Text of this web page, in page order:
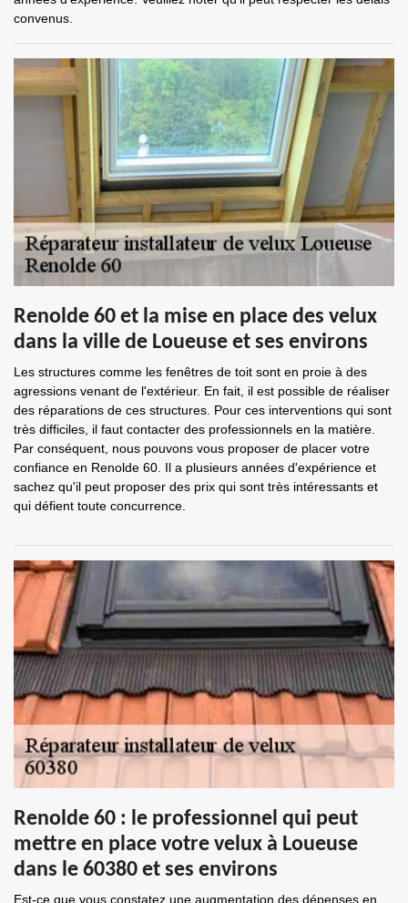
convenus.
Renolde 60 et la mise en place des velux
dans la ville de Loueuse et ses environs
Les structures comme les fenêtres de toit sont en proie à des
agressions venant de l'extérieur. En fait, il est possible de réaliser
des réparations de ces structures. Pour ces interventions qui sont
très difficiles, il faut contacter des professionnels en la matière.
Par conséquent, nous pouvons vous proposer de placer votre
confiance en Renolde 60. Il a plusieurs années d'expérience et
sachez qu'il peut proposer des prix qui sont très intéressants et
qui défient toute concurrence.
Renolde 60 : le professionnel qui peut
mettre en place votre velux à Loueuse
dans le 60380 et ses environs
Est-ce que vous constatez une augmentation des dépenses en